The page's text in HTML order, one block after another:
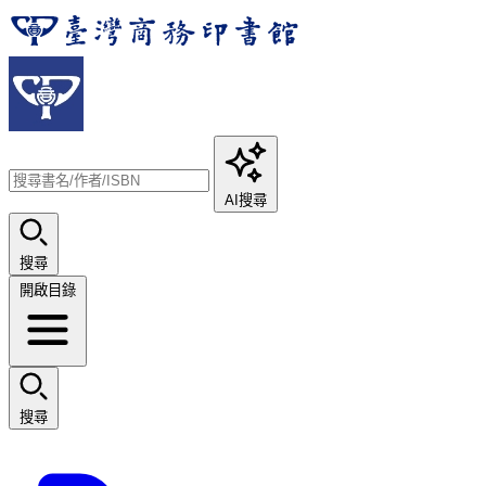
AI搜尋
搜尋
開啟目錄
搜尋